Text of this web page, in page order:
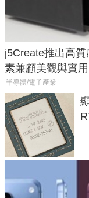
j5Create推出高
素兼顧美觀與實用
半導體/電子產業